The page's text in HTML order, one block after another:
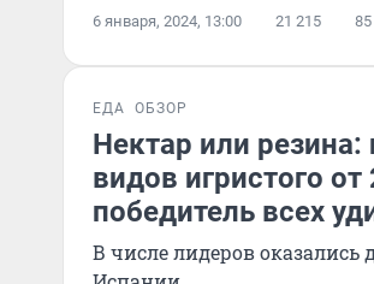
6 января, 2024, 13:00 21 215 85
ЕДА ОБЗОР
Нектар или
видов игристого
победитель всех
В числе лидеров оказались